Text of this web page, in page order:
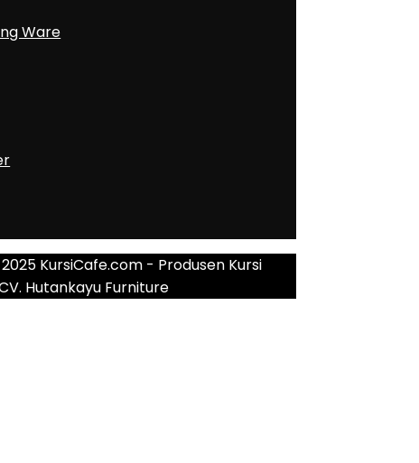
Ware
KursiCafe.com - Produsen Kursi
Hutankayu Furniture